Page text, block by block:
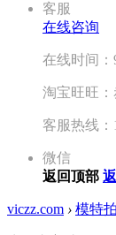
客服
在线咨询
在线时间：
淘宝旺旺
客服热线：
微信
返回顶部
viczz.com › 模特